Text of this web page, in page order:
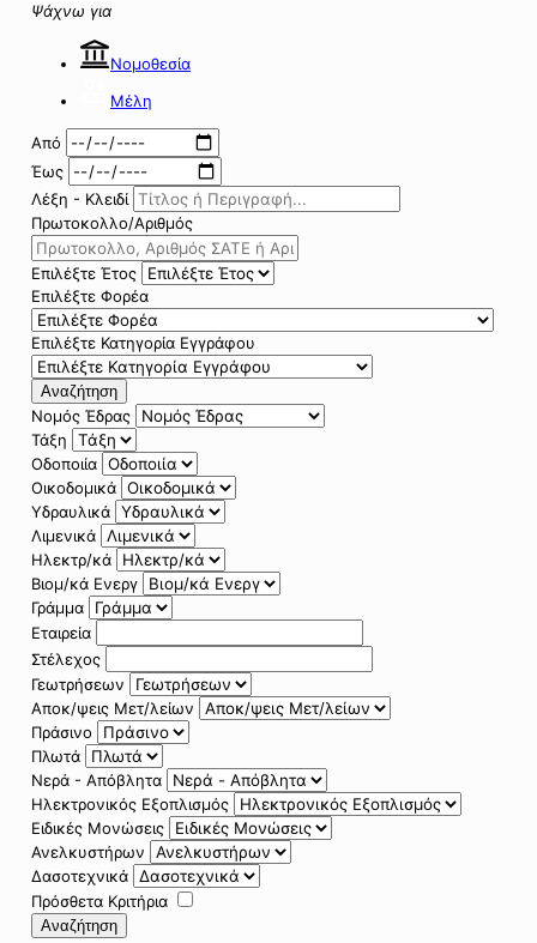
Ψάχνω για
Νομοθεσία
Μέλη
Από
Έως
Λέξη - Κλειδί
Πρωτοκολλο/Αριθμός
Επιλέξτε Έτος
Επιλέξτε Φορέα
Επιλέξτε Κατηγορία Εγγράφου
Αναζήτηση
Νομός Έδρας
Τάξη
Οδοποιία
Οικοδομικά
Υδραυλικά
Λιμενικά
Ηλεκτρ/κά
Βιομ/κά Ενεργ
Γράμμα
Εταιρεία
Στέλεχος
Γεωτρήσεων
Αποκ/ψεις Μετ/λείων
Πράσινο
Πλωτά
Νερά - Απόβλητα
Ηλεκτρονικός Εξοπλισμός
Ειδικές Μονώσεις
Ανελκυστήρων
Δασοτεχνικά
Πρόσθετα Κριτήρια
Αναζήτηση